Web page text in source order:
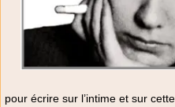
pour écrire sur l’intime et sur